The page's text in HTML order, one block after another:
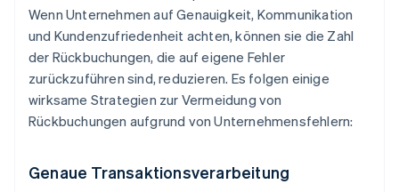
Wenn Unternehmen auf Genauigkeit, Kommunikation
und Kundenzufriedenheit achten, können sie die Zahl
der Rückbuchungen, die auf eigene Fehler
zurückzuführen sind, reduzieren. Es folgen einige
wirksame Strategien zur Vermeidung von
Rückbuchungen aufgrund von Unternehmensfehlern:
Genaue Transaktionsverarbeitung